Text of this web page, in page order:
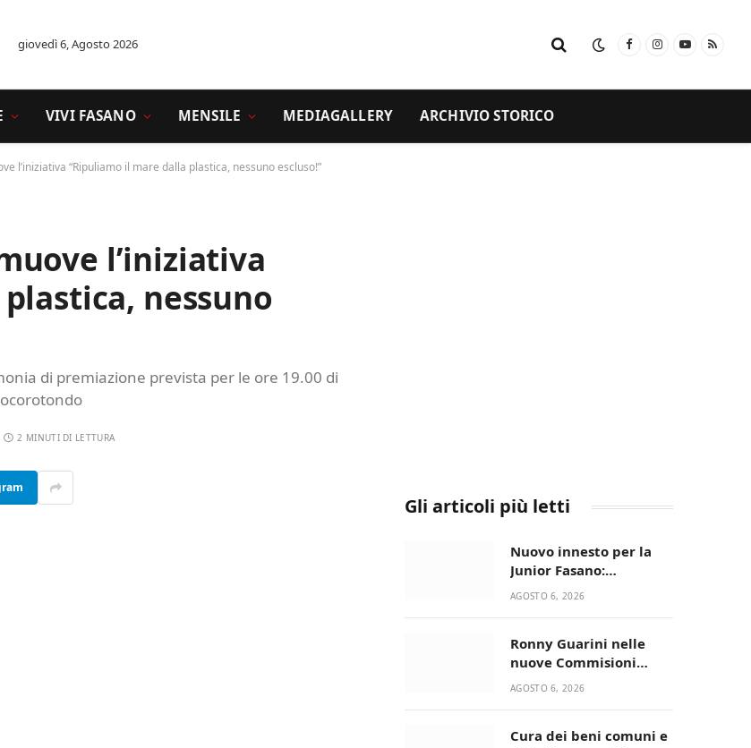
giovedì 6, Agosto 2026 FacebookInstagram
YouTube
RSS
VIVI FASANO MENSILE MEDIAGALLERY ARCHIVIO STORICO
l’iniziativa “Ripuliamo il mare dalla plastica, nessuno escluso!”
l’iniziativa
nessuno
di premiazione prevista per le ore 19.00 di
2 MINUTI DI LETTURA
Gli articoli più letti
Nuovo innesto per la
Junior Fasano:
ingaggiato il
AGOSTO 6, 2026
Ronny Guarini nelle
nuove Commisioni
Acisport
AGOSTO 6, 2026
Cura dei beni comuni e